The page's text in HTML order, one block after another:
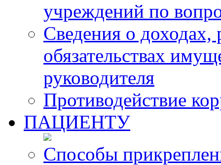
учреждений по
Сведения о доходах,
обязательствах
руководителя
Противодействие
ПАЦИЕНТУ
Способы